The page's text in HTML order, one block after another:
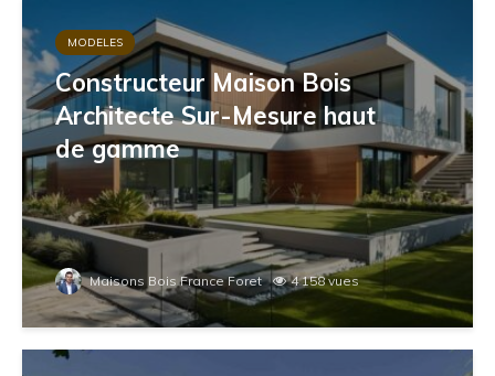
MODELES
Constructeur Maison Bois
Architecte Sur-Mesure haut
de gamme
Maisons Bois France Foret 4 158 vues